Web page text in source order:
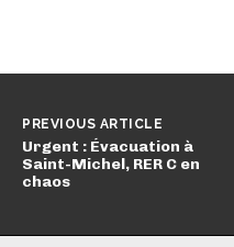
PREVIOUS ARTICLE
Urgent : Évacuation à
Saint-Michel, RER C en
chaos